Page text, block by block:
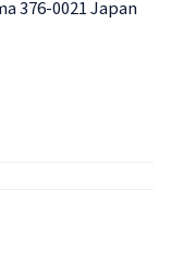
376-0021 Japan